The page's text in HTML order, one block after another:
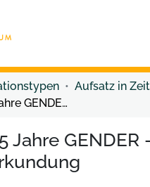
Aufsatz in
Vorwort: 15 Jahre GENDER – eine Standorterkundung
Jahre GENDER